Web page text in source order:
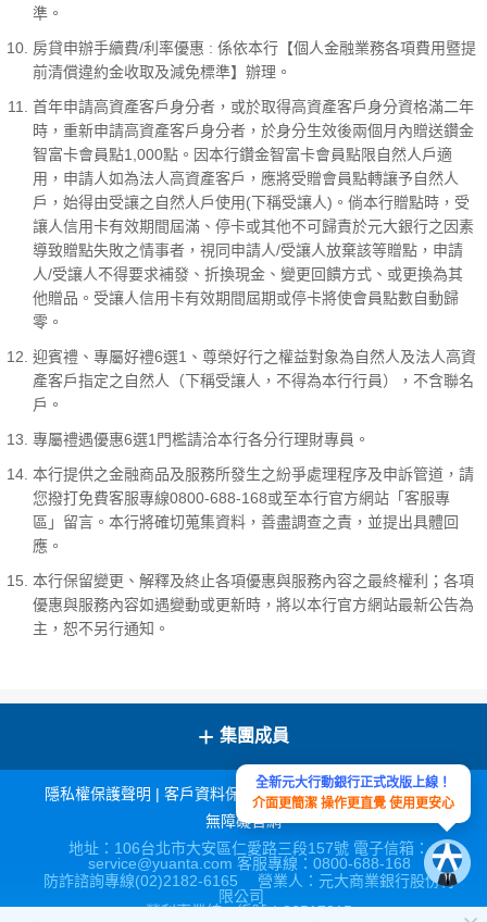
準。
房貸申辦手續費/利率優惠 : 係依本行【個人金融業務各項費用暨提
前清償違約金收取及減免標準】辦理。
首年申請高資產客戶身分者，或於取得高資產客戶身分資格滿二年
時，重新申請高資產客戶身分者，於身分生效後兩個月內贈送鑽金
智富卡會員點1,000點。因本行鑽金智富卡會員點限自然人戶適
用，申請人如為法人高資產客戶，應將受贈會員點轉讓予自然人
戶，始得由受讓之自然人戶使用(下稱受讓人)。倘本行贈點時，受
讓人信用卡有效期間屆滿、停卡或其他不可歸責於元大銀行之因素
導致贈點失敗之情事者，視同申請人/受讓人放棄該等贈點，申請
人/受讓人不得要求補發、折換現金、變更回饋方式、或更換為其
他贈品。受讓人信用卡有效期間屆期或停卡將使會員點數自動歸
零。
迎賓禮、專屬好禮6選1、尊榮好行之權益對象為自然人及法人高資
產客戶指定之自然人（下稱受讓人，不得為本行行員），不含聯名
戶。
專屬禮遇優惠6選1門檻請洽本行各分行理財專員。
本行提供之金融商品及服務所發生之紛爭處理程序及申訴管道，請
您撥打免費客服專線0800-688-168或至本行官方網站「客服專
區」留言。本行將確切蒐集資料，善盡調查之責，並提出具體回
應。
本行保留變更、解釋及終止各項優惠與服務內容之最終權利；各項
優惠與服務內容如遇變動或更新時，將以本行官方網站最新公告為
主，恕不另行通知。
+ 集團成員
隱私權保護聲明 | 客戶資料保密措施|宣導連結|網站導覽|
無障礙官網
地址：106台北市大安區仁愛路三段157號 電子信箱：
service@yuanta.com 客服專線：0800-688-168
防詐諮詢專線(02)2182-6165 營業人：元大商業銀行股份有
限公司
營利事業統一編號：86517315
全新元大行動銀行正式改版上線！
介面更簡潔 操作更直覺 使用更安心